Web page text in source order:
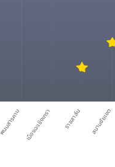
พนมสารคาม เมืองฉะเชิงเทรา ราชสาส์น สนามชัยเขต